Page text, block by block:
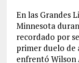
En las Grandes
Minnesota
recordado por
primer duelo de
enfrentó Wilson